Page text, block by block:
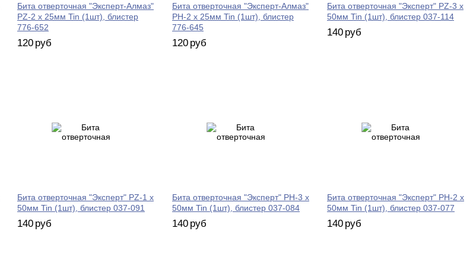
Бита отверточная "Эксперт-Алмаз"
PZ-2 х 25мм Tin (1шт), блистер
776-652
120 руб
Бита отверточная "Эксперт-Алмаз"
PH-2 х 25мм Tin (1шт), блистер
776-645
120 руб
Бита отверточная "Эксперт" PZ-3 х
50мм Tin (1шт), блистер 037-114
140 руб
Бита отверточная "Эксперт" PZ-1 х
50мм Tin (1шт), блистер 037-091
140 руб
Бита отверточная "Эксперт" PH-3 х
50мм Tin (1шт), блистер 037-084
140 руб
Бита отверточная "Эксперт" PH-2 х
50мм Tin (1шт), блистер 037-077
140 руб